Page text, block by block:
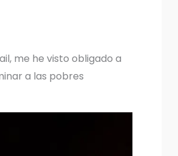
me he visto obligado a
a las pobres